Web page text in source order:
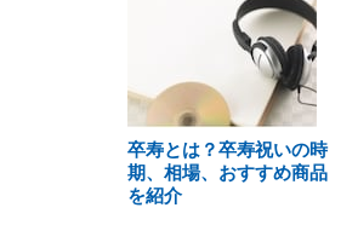
卒寿とは？卒寿祝いの時
期、相場、おすすめ商品
を紹介